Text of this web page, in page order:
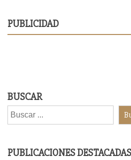
PUBLICIDAD
BUSCAR
PUBLICACIONES DESTACADAS